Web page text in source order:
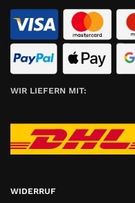
WIR LIEFERN MIT:
WIDERRUF